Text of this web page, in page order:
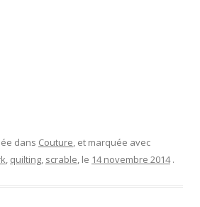
dans Couture, et marquée avec
, quilting, scrable, le 14 novembre 2014 .